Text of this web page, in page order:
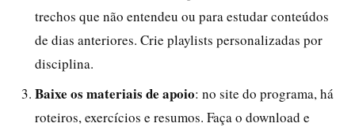
trechos que não entendeu ou para estudar conteúdos
de dias anteriores. Crie playlists personalizadas por
disciplina.
Baixe os materiais de apoio: no site do programa, há
roteiros, exercícios e resumos. Faça o download e